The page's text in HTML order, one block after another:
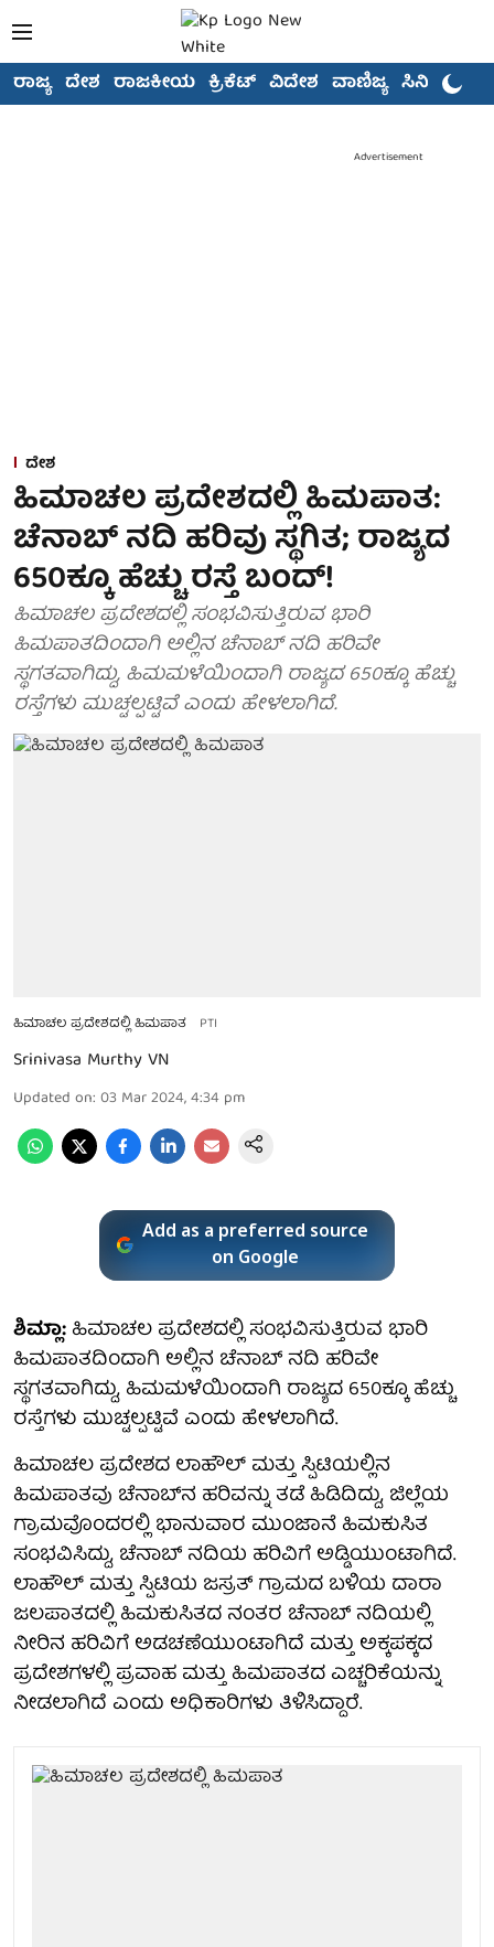
ರಾಜ್ಯ ದೇಶ ರಾಜಕೀಯ ಕ್ರಿಕೆಟ್ ವಿದೇಶ ವಾಣಿಜ್ಯ ಸಿನಿಮಾ
Advertisement
ದೇಶ
ಹಿಮಾಚಲ ಪ್ರದೇಶದಲ್ಲಿ ಹಿಮಪಾತ:
ಚೆನಾಬ್‌ ನದಿ ಹರಿವು ಸ್ಥಗಿತ; ರಾಜ್ಯದ
650ಕ್ಕೂ ಹೆಚ್ಚು ರಸ್ತೆ ಬಂದ್!
ಹಿಮಾಚಲ ಪ್ರದೇಶದಲ್ಲಿ ಸಂಭವಿಸುತ್ತಿರುವ ಭಾರಿ
ಹಿಮಪಾತದಿಂದಾಗಿ ಅಲ್ಲಿನ ಚೆನಾಬ್‌ ನದಿ ಹರಿವೇ
ಸ್ಥಗತವಾಗಿದ್ದು, ಹಿಮಮಳೆಯಿಂದಾಗಿ ರಾಜ್ಯದ 650ಕ್ಕೂ ಹೆಚ್ಚು
ರಸ್ತೆಗಳು ಮುಚ್ಟಲ್ಪಟ್ಟಿವೆ ಎಂದು ಹೇಳಲಾಗಿದೆ.
ಹಿಮಾಚಲ ಪ್ರದೇಶದಲ್ಲಿ ಹಿಮಪಾತ PTI
Srinivasa Murthy VN
Updated on: 03 Mar 2024, 4:34 pm
Add as a preferred source
on Google
ಶಿಮ್ಲಾ:ಹಿಮಾಚಲ ಪ್ರದೇಶದಲ್ಲಿ ಸಂಭವಿಸುತ್ತಿರುವ ಭಾರಿ
ಹಿಮಪಾತದಿಂದಾಗಿ ಅಲ್ಲಿನ ಚೆನಾಬ್‌ ನದಿ ಹರಿವೇ
ಸ್ಥಗತವಾಗಿದ್ದು, ಹಿಮಮಳೆಯಿಂದಾಗಿ ರಾಜ್ಯದ 650ಕ್ಕೂ ಹೆಚ್ಚು
ರಸ್ತೆಗಳು ಮುಚ್ಟಲ್ಪಟ್ಟಿವೆ ಎಂದು ಹೇಳಲಾಗಿದೆ.
ಹಿಮಾಚಲ ಪ್ರದೇಶದ ಲಾಹೌಲ್ ಮತ್ತು ಸ್ಪಿಟಿಯಲ್ಲಿನ
ಹಿಮಪಾತವು ಚೆನಾಬ್‌ನ ಹರಿವನ್ನು ತಡೆ ಹಿಡಿದಿದ್ದು, ಜಿಲ್ಲೆಯ
ಗ್ರಾಮವೊಂದರಲ್ಲಿ ಭಾನುವಾರ ಮುಂಜಾನೆ ಹಿಮಕುಸಿತ
ಸಂಭವಿಸಿದ್ದು, ಚೆನಾಬ್ ನದಿಯ ಹರಿವಿಗೆ ಅಡ್ಡಿಯುಂಟಾಗಿದೆ.
ಲಾಹೌಲ್ ಮತ್ತು ಸ್ಪಿಟಿಯ ಜಸ್ರತ್ ಗ್ರಾಮದ ಬಳಿಯ ದಾರಾ
ಜಲಪಾತದಲ್ಲಿ ಹಿಮಕುಸಿತದ ನಂತರ ಚೆನಾಬ್‌ ನದಿಯಲ್ಲಿ
ನೀರಿನ ಹರಿವಿಗೆ ಅಡಚಣೆಯುಂಟಾಗಿದೆ ಮತ್ತು ಅಕ್ಕಪಕ್ಕದ
ಪ್ರದೇಶಗಳಲ್ಲಿ ಪ್ರವಾಹ ಮತ್ತು ಹಿಮಪಾತದ ಎಚ್ಚರಿಕೆಯನ್ನು
ನೀಡಲಾಗಿದೆ ಎಂದು ಅಧಿಕಾರಿಗಳು ತಿಳಿಸಿದ್ದಾರೆ.